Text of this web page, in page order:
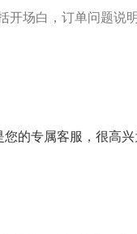
开场白，订单问题说
的专属客服，很高